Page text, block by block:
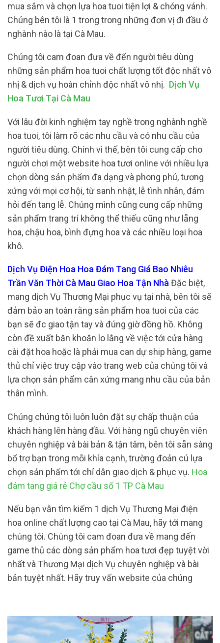
mua sắm và chọn lựa hoa tuoi tiện lợi & chóng vánh.
Chúng bên tôi là 1 trong trong những đơn vị đi đầu ở
nghành nào là tại Cà Mau.
Chúng tôi cam đoan đưa về đến người tiêu dùng
những sản phẩm hoa tuoi chất lượng tốt độc nhất vô
nhị & dịch vụ hoàn chỉnh độc nhất vô nhị. Dịch Vụ
Hoa Tươi Tại Cà Mau
Với lâu đời kinh nghiệm tay nghề trong nghành nghề
hoa tuoi, tôi làm rõ các nhu cầu và có nhu cầu của
người tiêu dùng. Chính vì thế, bên tôi cung cấp cho
người chơi một website hoa tươi online với nhiều lựa
chọn dòng sản phẩm đa dạng và phong phú, tương
xứng với mọi cơ hội, từ sanh nhật, lễ tình nhân, đám
hỏi đến tang lễ. Chúng mình cũng cung cấp những
sản phẩm trang trí không thể thiếu cũng như lẵng
hoa, chậu hoa, bình đựng hoa và các nhiều loại hoa
khô.
Dịch Vụ Điện Hoa Hoa Đám Tang Giá Bao Nhiêu
Trần Văn Thời Cà Mau Giao Hoa Tận Nhà Đặc biệt,
mang dịch Vụ Thương Mại phục vụ tại nhà, bên tôi sẽ
đảm bảo an toàn rằng sản phẩm hoa tuoi của các
bạn sẽ đc giao tận tay và đúng giờ đồng hồ. Không
còn đề xuất băn khoăn lo lắng về việc tới cửa hàng
cài đặt hoa hoặc là phải mua can dự ship hàng, game
thủ chỉ việc truy cập vào trang web của chúng tôi và
lựa chọn sản phẩm cân xứng mang nhu cầu của bản
thân mình.
Chúng chúng tôi luôn luôn đặt sự chấp thuận của
khách hàng lên hàng đầu. Với hàng ngũ chuyên viên
chuyên nghiệp và bài bản & tận tâm, bên tôi sẵn sàng
bổ trợ bạn trong mỗi khía cạnh, trường đoản cú lựa
chọn sản phẩm tới chỉ dẫn giao dịch & phục vụ. Hoa
đám tang giá rẻ Chợ cầu số 1 TP Cà Mau
Nếu bạn vẫn tìm kiếm 1 dịch Vụ Thương Mại điện
hoa online chất lượng cao tại Cà Mau, hãy tới mang
chúng tôi. Chúng tôi cam đoan đưa về mang đến
game thủ các dòng sản phẩm hoa tươi đẹp tuyệt vời
nhất và Thương Mại dịch Vụ chuyên nghiệp và bài
bản tuyệt nhất. Hãy truy vấn website của chúng